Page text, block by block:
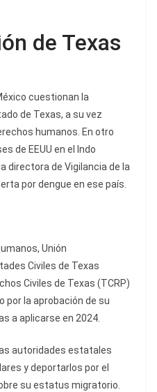
de Texas
cuestionan la
de Texas, a su vez
humanos. En otro
de EEUU en el Indo
directora de Vigilancia de la
por dengue en ese país.
Unión
Civiles de Texas
Civiles de Texas (TCRP)
por la aprobación de su
a aplicarse en 2024.
autoridades estatales
y deportarlos por el
su estatus migratorio.